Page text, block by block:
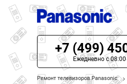
ЦЕНЫ НА РЕМОНТ
О СЕРВИСЕ
+7 (499)
Ежедневно с
Ремонт телевизоров Panasonic